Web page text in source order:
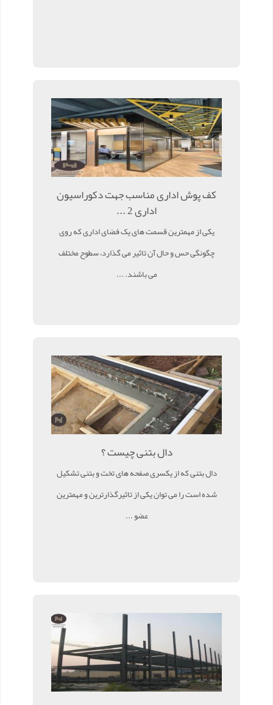
کف پوش اداری مناسب جهت دکوراسیون
اداری 2 ...
یکی از مهمترین قسمت های یک فضای اداری که روی
چگونگی حس و حال آن تاثیر می گذارد، سطوح مختلف
می باشند. ...
دال بتنی چیست ؟
دال بتنی که از یکسری صفحه های تخت و بتنی تشکیل
شده است را می توان یکی از تاثیرگذارترین و مهمترین
عضو ...